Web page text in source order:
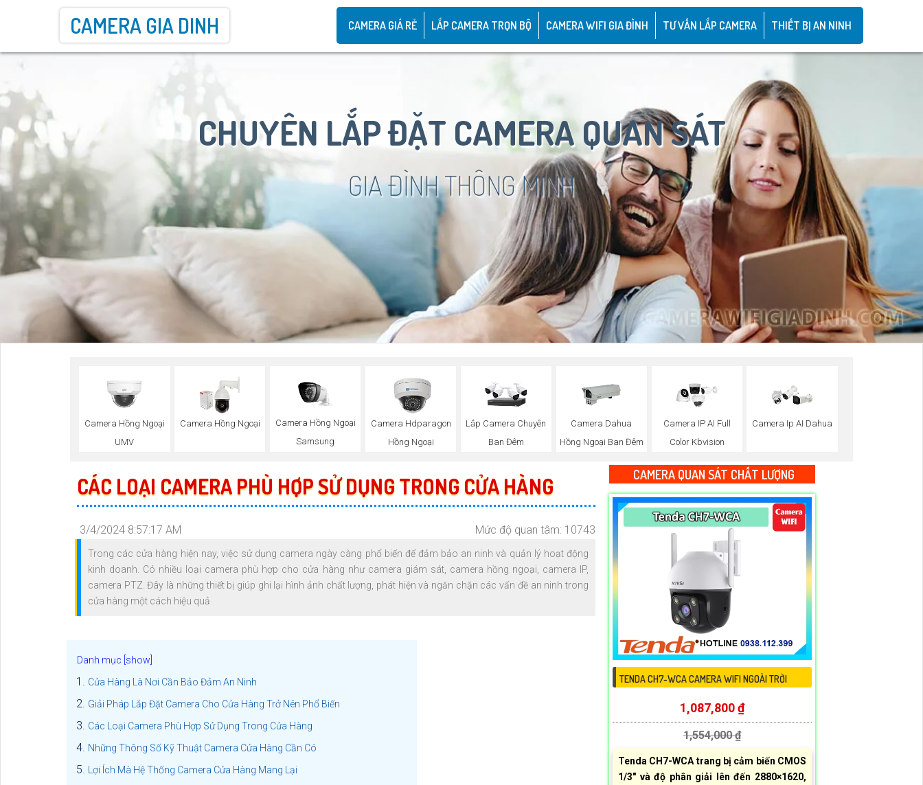
CAMERA GIA DINH CAMERA GIÁ RẺ LẮP CAMERA TRỌN BỘ CAMERA WIFI GIA ĐÌNH TƯ VẤN LẮP CAMERA THIẾT BỊ AN NINH
CHUYÊN LẮP ĐẶT CAMERA QUAN SÁT
GIA ĐÌNH THÔNG MINH
Camera Hồng Ngoại
UMV
Camera Hồng Ngoại
Camera Hồng Ngoại
Samsung
Camera Hdparagon
Hồng Ngoại
Lắp Camera Chuyên
Ban Đêm
Camera Dahua
Hồng Ngoại Ban Đêm
Camera IP AI Full
Color Kbvision
Camera Ip AI Dahua
CÁC LOẠI CAMERA PHÙ HỢP SỬ DỤNG TRONG CỬA HÀNG
3/4/2024 8:57:17 AM Mức độ quan tâm: 10743
Trong các cửa hàng hiện nay, việc sử dụng camera ngày càng phổ biến để đảm bảo an ninh và quản lý hoạt động
kinh doanh. Có nhiều loại camera phù hợp cho cửa hàng như camera giám sát, camera hồng ngoại, camera IP,
camera PTZ. Đây là những thiết bị giúp ghi lại hình ảnh chất lượng, phát hiện và ngăn chặn các vấn đề an ninh trong
cửa hàng một cách hiệu quả
Cửa Hàng Là Nơi Cần Bảo Đảm An Ninh
Giải Pháp Lắp Đặt Camera Cho Cửa Hàng Trở Nên Phổ Biến
Các Loại Camera Phù Hợp Sử Dụng Trong Cửa Hàng
Những Thông Số Kỹ Thuật Camera Cửa Hàng Cần Có
Lợi Ích Mà Hệ Thống Camera Cửa Hàng Mang Lại
CAMERA QUAN SÁT CHẤT LƯỢNG
TENDA CH7-WCA CAMERA WIFI NGOÀI TRỜI
1,087,800 ₫
1,554,000 ₫
Tenda CH7-WCA trang bị cảm biến CMOS
1/3" và độ phân giải lên đến 2880×1620,